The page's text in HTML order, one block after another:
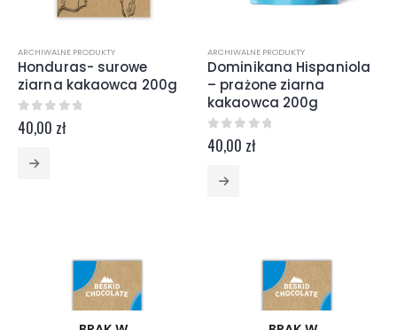
ARCHIWALNE PRODUKTY
Honduras- surowe
ziarna kakaowca 200g
0z 5
40,00 zł
ARCHIWALNE PRODUKTY
Dominikana Hispaniola
– prażone ziarna
kakaowca 200g
0z 5
40,00 zł